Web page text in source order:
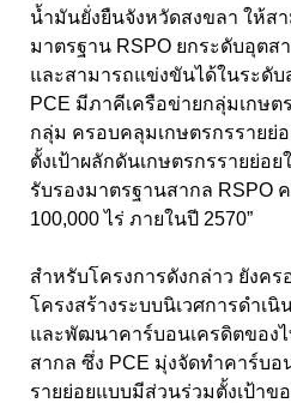
น้ำมันยั่งยืนจังหวัดสงขลา ให้ส
มาตรฐาน RSPO ยกระดับอุต
และสามารถแข่งขันได้ในระดั
PCE มีภาคีเครือข่ายกลุ่มเกษต
กลุ่ม ครอบคลุมเกษตรกรรายย่
ตั้งเป้าผลักดันเกษตรกรรายย่อ
รับรองมาตรฐานสากล RSPO
100,000 ไร่ ภายในปี 2570”
สำหรับโครงการดังกล่าว ยังคร
โครงสร้างระบบนิเวศการดำเ
และพัฒนาคาร์บอนเครดิตของไ
สากล ซึ่ง PCE มุ่งจัดทำคาร์บอ
รายย่อยแบบมีส่วนร่วมตั้งเป้าข